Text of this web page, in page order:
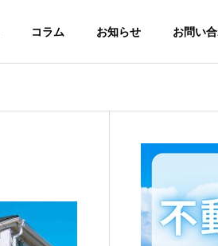
コラム お知らせ お問い
理念と